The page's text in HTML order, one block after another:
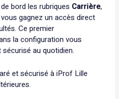
bord les rubriques Carrière,
gagnez un accès direct
Ce premier
la configuration vous
au quotidien.
et sécurisé à iProf Lille